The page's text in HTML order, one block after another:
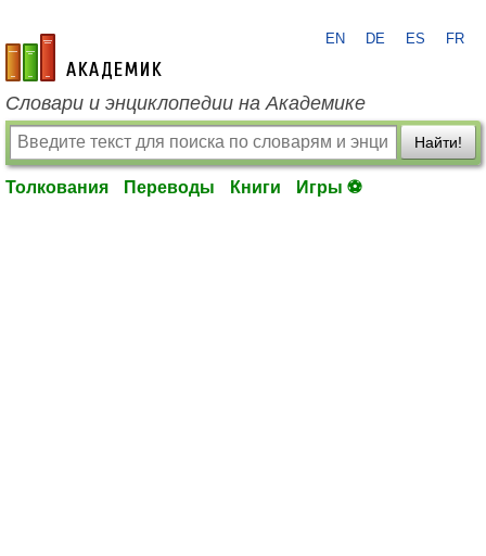
academic.ru
EN DE ES FR
Словари и энциклопедии на Академике
Найти!
Толкования Переводы Книги Игры ⚽